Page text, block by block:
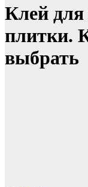
Клей для
плитки.
выбрать